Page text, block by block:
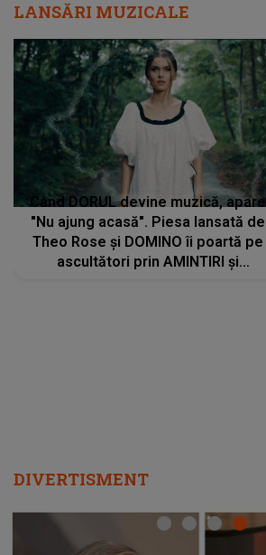
LANSĂRI MUZICALE
Când DORUL devine muzică, apare
"Nu ajung acasă". Piesa lansată de
Theo Rose și DOMINO îi poartă pe
ascultători prin AMINTIRI și
DIVERTISMENT